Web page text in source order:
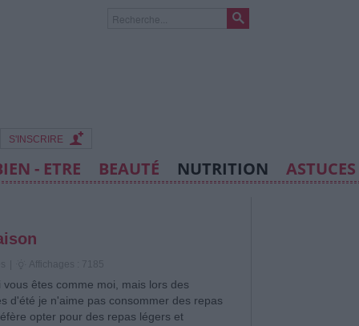
S'INSCRIRE
- ETRE BEAUTÉ NUTRITION ASTUCES
vous êtes comme moi, mais lors des
d'été je n'aime pas consommer des repas
opter pour des repas légers et